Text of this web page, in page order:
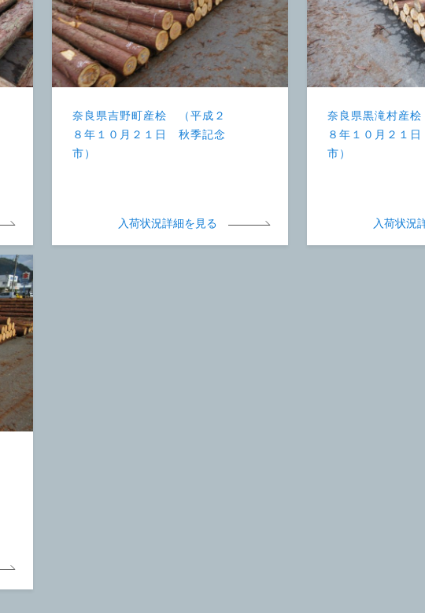
奈良県吉野町産桧 （平成２
８年１０月２１日 秋季記念
市）
入荷状況詳細を見る
奈良県黒滝村産
８年１０月２１
市）
入荷状況